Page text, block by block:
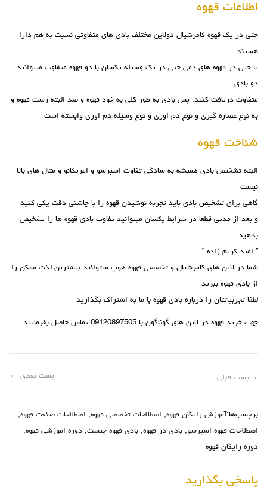
اطلاعات قهوه
حتی در یک قهوه کامرشیال دولاین مختلف بادی های متفاوتی نسبت به هم دارا
هستند
یا حتی در قهوه های دمی حتی در یک وسیله یکسان با دو قهوه متفاوت میتوانید
دو بادی
متفاوت دریافت کنید. پس بادی به طور کلی به خود قهوه و صد البته رست قهوه و
به نوع عصاره گیری و نوع دم اوری و نوع وسیله دم اوری وابسته است
شناخت قهوه
البته تشخیص بادی همیشه به سادگی تفاوت اسپرسو و امریکانو و مثال های بالا
نیست
گاهی برای تشخیص بادی باید تجربه نوشیدن قهوه را با چاشنی دقت یکی کنید
و بعد از مدتی قطعا در شرایط یکسان میتوانید تفاوت بادی قهوه ها را تشخیص
بدهید
” امید کریم زاده ”
شما در لاین های کامرشیال و تخصصی قهوه هوپ میتوانید بیشترین لذت ممکن را
از بادی قهوه ببرید
لطفا تجربیاتتان را درباره بادی قهوه با ما به اشتراک بگذارید
جهت خرید قهوه در لاین های گوناگون با 09120897505 تماس حاصل بفرمایید
→ پست قبلی پست بعدی ←
برچسب‌ها:آموزش رایگان قهوه, اصطلاحات تخصصی قهوه, اصطلاحات صنعت قهوه,
اصطلاحات قهوه اسپرسو, بادی در قهوه, بادی قهوه چیست, دوره اموزشی قهوه,
دوره رایگان قهوه
پاسخی بگذارید